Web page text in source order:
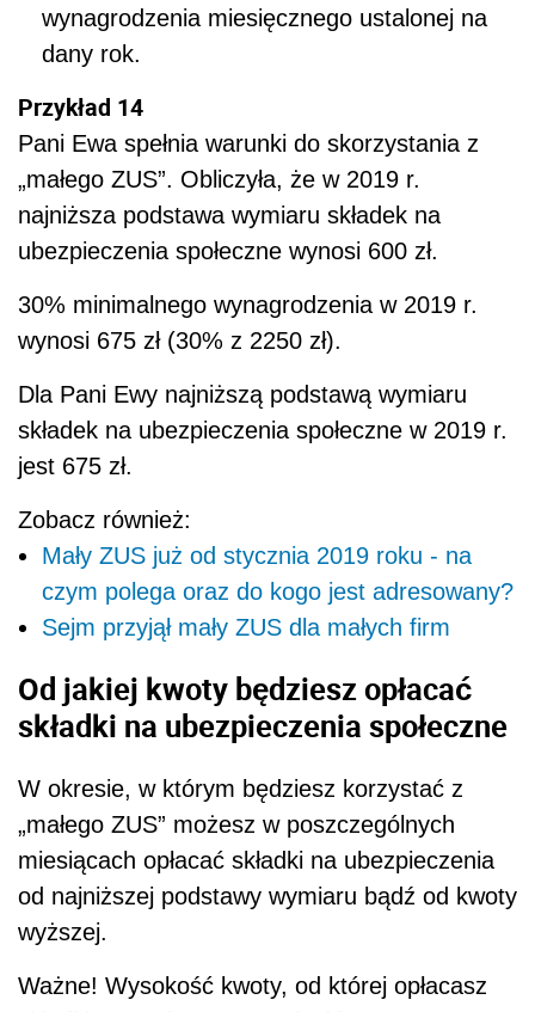
wynagrodzenia miesięcznego ustalonej na
dany rok.
Przykład 14
Pani Ewa spełnia warunki do skorzystania z
„małego ZUS”. Obliczyła, że w 2019 r.
najniższa podstawa wymiaru składek na
ubezpieczenia społeczne wynosi 600 zł.
30% minimalnego wynagrodzenia w 2019 r.
wynosi 675 zł (30% z 2250 zł).
Dla Pani Ewy najniższą podstawą wymiaru
składek na ubezpieczenia społeczne w 2019 r.
jest 675 zł.
Zobacz również:
Mały ZUS już od stycznia 2019 roku - na
czym polega oraz do kogo jest adresowany?
Sejm przyjął mały ZUS dla małych firm
Od jakiej kwoty będziesz opłacać
składki na ubezpieczenia społeczne
W okresie, w którym będziesz korzystać z
„małego ZUS” możesz w poszczególnych
miesiącach opłacać składki na ubezpieczenia
od najniższej podstawy wymiaru bądź od kwoty
wyższej.
Ważne! Wysokość kwoty, od której opłacasz